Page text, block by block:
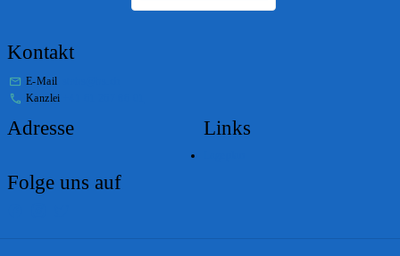
Kontakt
E-Mail
Kanzlei
Adresse Links
Folge uns auf